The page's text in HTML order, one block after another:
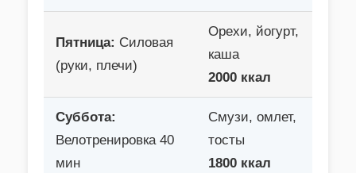
Пятница: Силовая
(руки, плечи)
Орехи, йогурт,
каша
2000 ккал
Суббота:
Велотренировка 40
мин
Смузи, омлет,
тосты
1800 ккал